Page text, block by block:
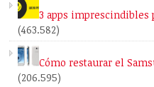
3 apps imprescindibles
(463.582)
Cómo restaurar el
(206.595)